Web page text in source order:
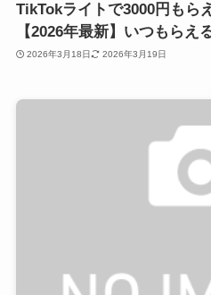
TikTokライトで3000円もら
【2026年最新】いつもらえ
2026年3月18日 2026年3月19日